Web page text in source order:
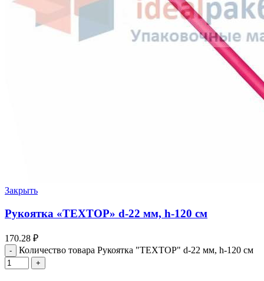
Закрыть
Рукоятка «ТЕХТОР» d-22 мм, h-120 см
170.28 ₽
Количество товара Рукоятка "ТЕХТОР" d-22 мм, h-120 см